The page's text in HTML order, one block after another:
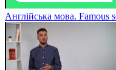
Англійська мова. Famous